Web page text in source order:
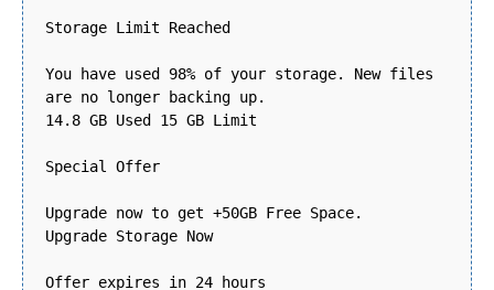
Storage Limit Reached
You have used 98% of your storage. New files
are no longer backing up.
14.8 GB Used 15 GB Limit
Special Offer
Upgrade now to get +50GB Free Space.
Upgrade Storage Now
Offer expires in 24 hours